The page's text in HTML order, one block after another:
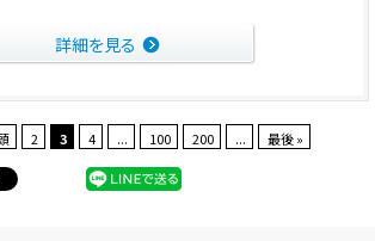
詳細を見る
2 3 4 ... 100 200 ... 最後 »